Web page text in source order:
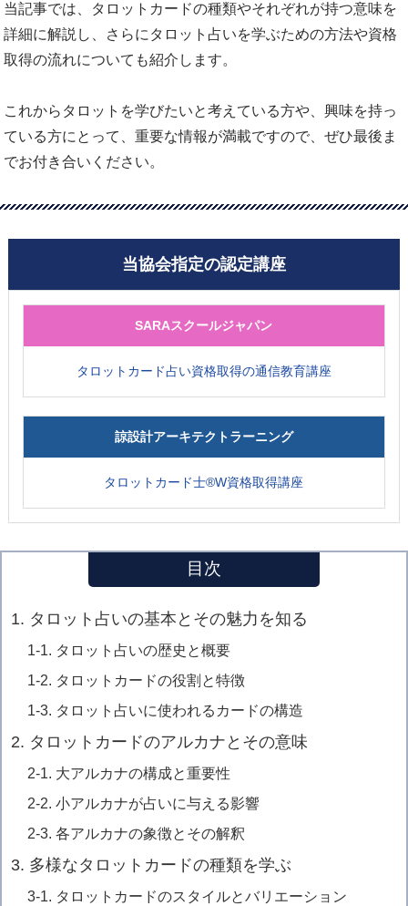
当記事では、タロットカードの種類やそれぞれが持つ意味を
詳細に解説し、さらにタロット占いを学ぶための方法や資格
取得の流れについても紹介します。
これからタロットを学びたいと考えている方や、興味を持っ
ている方にとって、重要な情報が満載ですので、ぜひ最後ま
でお付き合いください。
当協会指定の認定講座
SARAスクールジャパン
タロットカード占い資格取得の通信教育講座
諒設計アーキテクトラーニング
タロットカード士®W資格取得講座
目次
1. タロット占いの基本とその魅力を知る
1-1. タロット占いの歴史と概要
1-2. タロットカードの役割と特徴
1-3. タロット占いに使われるカードの構造
2. タロットカードのアルカナとその意味
2-1. 大アルカナの構成と重要性
2-2. 小アルカナが占いに与える影響
2-3. 各アルカナの象徴とその解釈
3. 多様なタロットカードの種類を学ぶ
3-1. タロットカードのスタイルとバリエーション